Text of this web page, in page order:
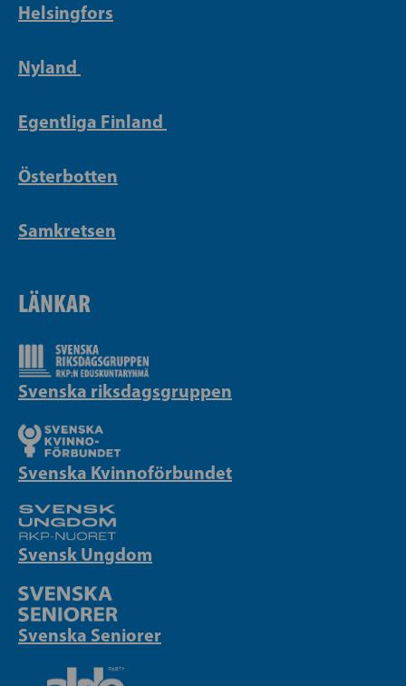
Helsingfors
Nyland
Egentliga Finland
Österbotten
Samkretsen
LÄNKAR
Svenska riksdagsgruppen
Svenska Kvinnoförbundet
Svensk Ungdom
Svenska Seniorer